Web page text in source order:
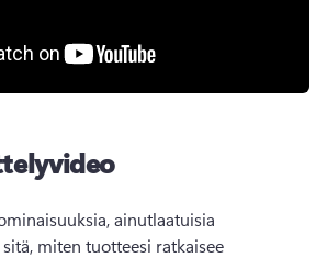
ainutlaatuisia
miten tuotteesi ratkaisee